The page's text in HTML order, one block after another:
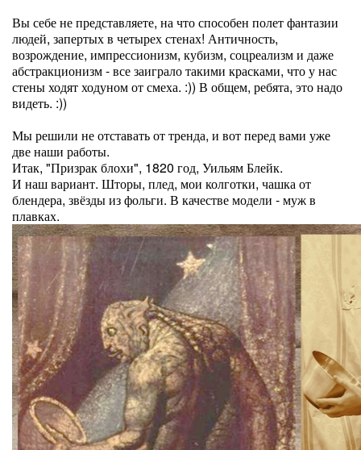
Вы себе не представляете, на что способен полет фантазии
людей, запертых в четырех стенах! Античность,
возрождение, импрессионизм, кубизм, соцреализм и даже
абстракционизм - все заиграло такими красками, что у нас
стены ходят ходуном от смеха. :)) В общем, ребята, это надо
видеть. :))
Мы решили не отставать от тренда, и вот перед вами уже
две наши работы.
Итак, "Призрак блохи", 1820 год, Уильям Блейк.
И наш вариант. Шторы, плед, мои колготки, чашка от
блендера, звёзды из фольги. В качестве модели - муж в
плавках.